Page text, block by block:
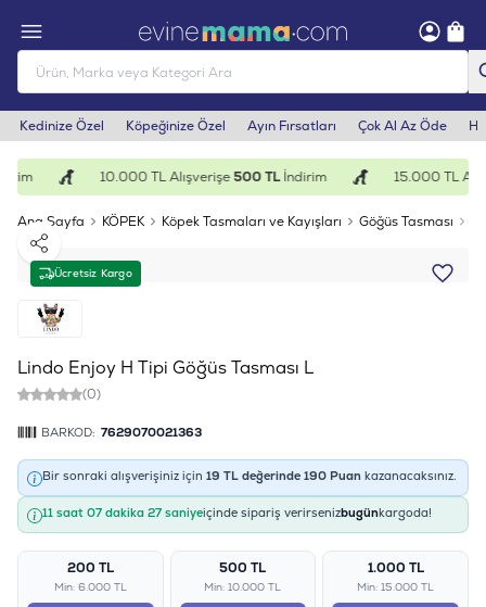
Kedinize Özel Köpeğinize Özel Ayın Fırsatları Çok Al Az Öde
10.000 TL Alışverişe500 TLİndirim 15.000 TL
Ana Sayfa KÖPEK Köpek Tasmaları ve Kayışları Göğüs Tasması
Ücretsiz Kargo
Paylaş
Lindo Enjoy H Tipi Göğüs Tasması L
(0)
BARKOD: 7629070021363
Bir sonraki alışverişiniz için 19 TL değerinde 190 Puan kazanacaksınız.
11 saat 07 dakika 27 saniyeiçinde sipariş verirsenizbugünkargoda!
200 TL
Min: 6.000 TL
500 TL
Min: 10.000 TL
1.000 TL
Min: 15.000 TL